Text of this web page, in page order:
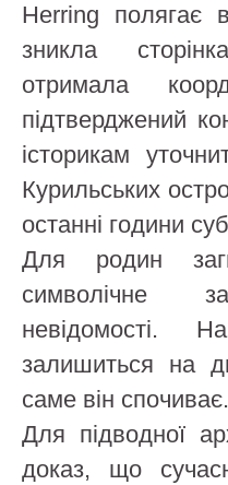
Herring
зникла
отримала
підтверджений
історикам
Курильських
останні години
Для родин
символічне
невідомості.
залишиться на
саме він спочиває.
Для підводної
доказ, що